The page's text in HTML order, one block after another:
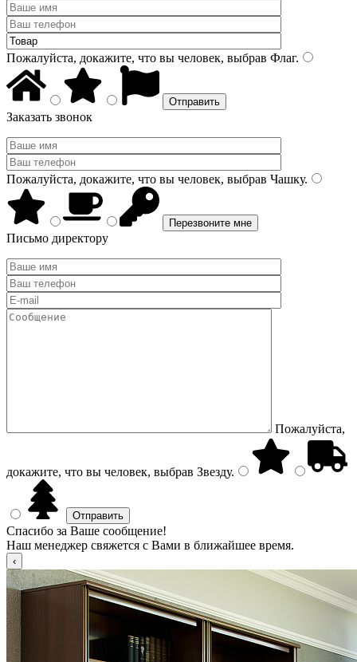
Пожалуйста, докажите, что вы человек, выбрав Флаг.
Заказать звонок
Пожалуйста, докажите, что вы человек, выбрав Чашку.
Письмо директору
Пожалуйста,
докажите, что вы человек, выбрав Звезду.
Спасибо за Ваше сообщение!
Наш менеджер свяжется с Вами в ближайшее время.